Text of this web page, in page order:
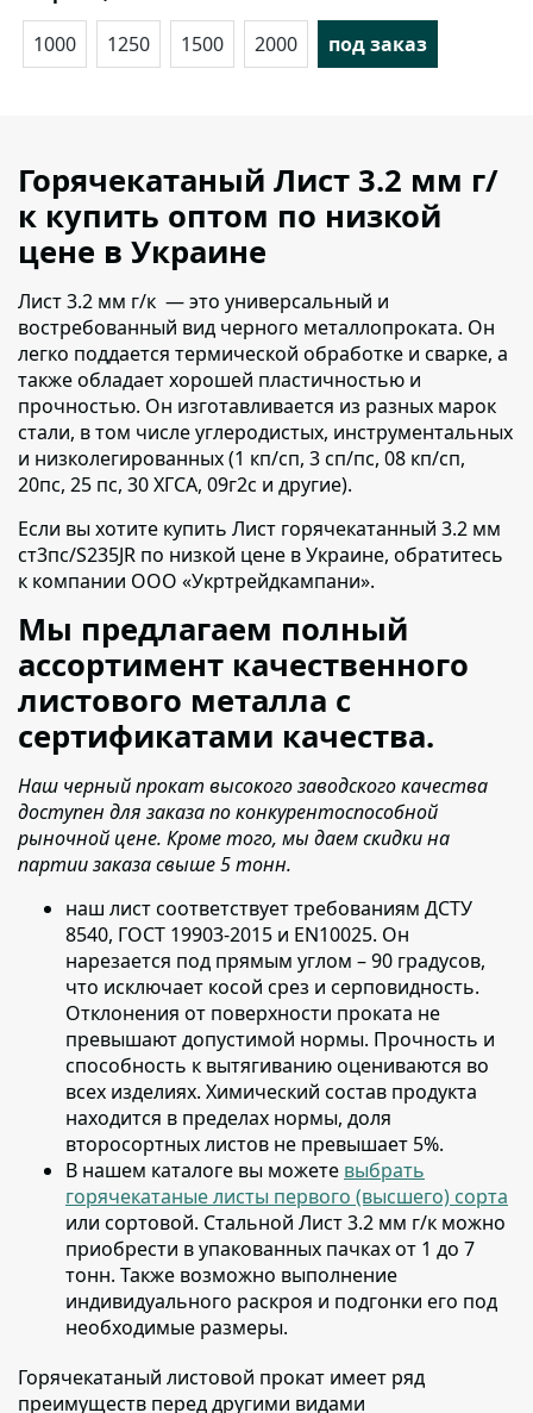
1000
1250 1500 2000 под заказ
Горячекатаный Лист 3.2 мм г/
к купить оптом по низкой
цене в Украине
Лист 3.2 мм г/к — это универсальный и
востребованный вид черного металлопроката. Он
легко поддается термической обработке и сварке, а
также обладает хорошей пластичностью и
прочностью. Он изготавливается из разных марок
стали, в том числе углеродистых, инструментальных
и низколегированных (1 кп/сп, 3 сп/пс, 08 кп/сп,
20пс, 25 пс, 30 ХГСА, 09г2с и другие).
Если вы хотите купить Лист горячекатанный 3.2 мм
ст3пс/S235JR по низкой цене в Украине, обратитесь
к компании ООО «Укртрейдкампани».
Мы предлагаем полный
ассортимент качественного
листового металла с
сертификатами качества.
Наш черный прокат высокого заводского качества
доступен для заказа по конкурентоспособной
рыночной цене. Кроме того, мы даем скидки на
партии заказа свыше 5 тонн.
наш лист соответствует требованиям ДСТУ
8540, ГОСТ 19903-2015 и EN10025. Он
нарезается под прямым углом – 90 градусов,
что исключает косой срез и серповидность.
Отклонения от поверхности проката не
превышают допустимой нормы. Прочность и
способность к вытягиванию оцениваются во
всех изделиях. Химический состав продукта
находится в пределах нормы, доля
второсортных листов не превышает 5%.
В нашем каталоге вы можете выбрать
горячекатаные листы первого (высшего) сорта
или сортовой. Стальной Лист 3.2 мм г/к можно
приобрести в упакованных пачках от 1 до 7
тонн. Также возможно выполнение
индивидуального раскроя и подгонки его под
необходимые размеры.
Горячекатаный листовой прокат имеет ряд
преимуществ перед другими видами